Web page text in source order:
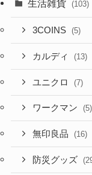
生活雑貨 (103)
3COINS (5)
カルディ (13)
ユニクロ (7)
ワークマン (5)
無印良品 (16)
防災グッズ